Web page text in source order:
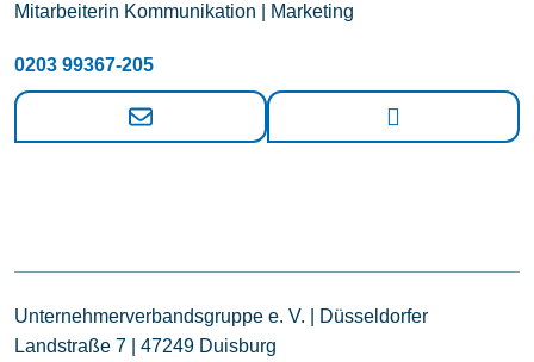
Mitarbeiterin Kommunikation | Marketing
0203 99367-205
Unternehmerverbandsgruppe e. V. | Düsseldorfer
Landstraße 7 | 47249 Duisburg